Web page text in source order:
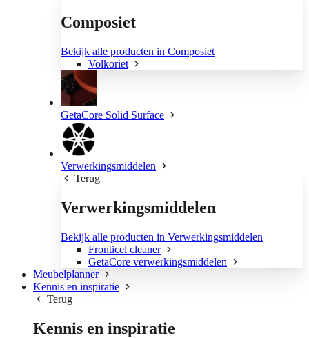
Composiet
Bekijk alle producten in Composiet
Volkoriet
GetaCore Solid Surface
Verwerkingsmiddelen
Terug
Verwerkingsmiddelen
Bekijk alle producten in Verwerkingsmiddelen
Fronticel cleaner
GetaCore verwerkingsmiddelen
Meubelplanner
Kennis en inspiratie
Terug
Kennis en inspiratie